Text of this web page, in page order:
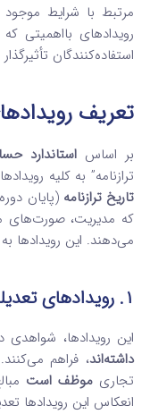
مرتبط با شرایط موجود
رویدادهای بااهمیتی
استفاده‌کنندگان
تعریف
بر اساس استاندارد
ترازنامه” به کلیه
تاریخ ترازنامه (پایان
که مدیریت، صورت‌های
می‌دهند. این رویدادها
۱. رویدادهای تعدیلی (Adjusting Events)
این رویدادها،
داشته‌اند، فراهم
تجاری موظف است
انعکاس این رویدادها